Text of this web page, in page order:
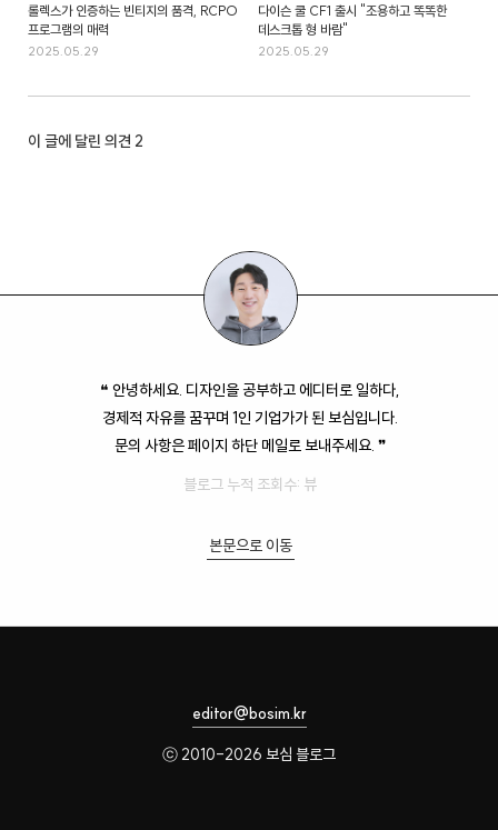
롤렉스가 인증하는 빈티지의 품격, RCPO
프로그램의 매력
2025.05.29
다이슨 쿨 CF1 출시 "조용하고 똑똑한
데스크톱 형 바람"
2025.05.29
이 글에 달린 의견 2
❝ 안녕하세요. 디자인을 공부하고 에디터로 일하다,
경제적 자유를 꿈꾸며 1인 기업가가 된 보심입니다.
문의 사항은 페이지 하단 메일로 보내주세요. ❞
블로그 누적 조회수: 뷰
본문으로 이동
editor@bosim.kr
ⓒ 2010-2026 보심 블로그